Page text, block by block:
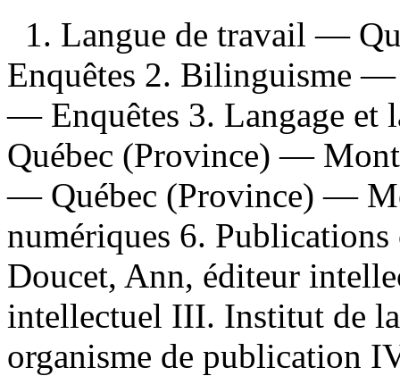
1. Langue de travail —
Enquêtes 2. Bilinguisme
— Enquêtes 3. Langage
Québec (Province) —
— Québec (Province) —
numériques 6.
Doucet, Ann, éditeur
intellectuel III. Institut de
organisme de publication